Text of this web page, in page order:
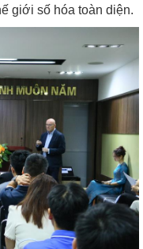
giới số hóa toàn diện.